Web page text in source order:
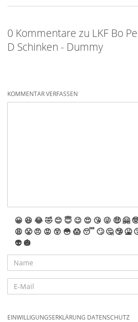
Tischfeuerwerk, dieses von der
Feuerwerkskörper können also auf
ihre explosive Eigenschaft verlieren.
0 Kommentare zu LKF Bo
D Schinken - Dummy
KOMMENTAR VERFASSEN
😀 😆 😂🤣 😊 😇 😉 😍 😘 😜 🤑 🤗
😩 😤 😠 😡 😲 😳 😱 😴 🙄 🤔 🤥 🤮
👽 🎃
EINWILLIGUNGSERKLÄRUNG DATENSCHUTZ